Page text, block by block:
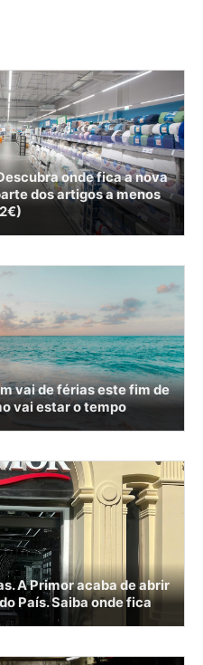
onde fica a nova
dos artigos a menos
vai de férias este fim de
vai estar o tempo
A Primor acaba de abrir
País. Saiba onde fica